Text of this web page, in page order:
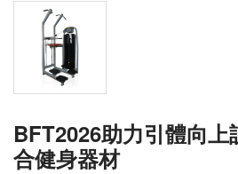
BFT2026助力引體向上
合健身器材